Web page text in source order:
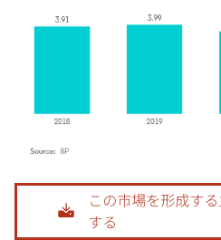
画像 © Mordor Intelligence。再利用には